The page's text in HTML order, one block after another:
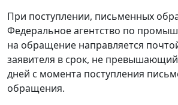
При поступлении, письменных
Федеральное агентство по
на обращение направляется
заявителя в срок, не
дней с момента поступления
обращения.